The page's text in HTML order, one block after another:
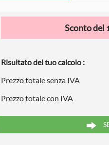
Sconto del
Risultato del tuo calcolo :
Prezzo totale senza IVA
Prezzo totale con IVA